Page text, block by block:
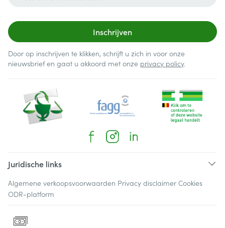
Inschrijven
Door op inschrijven te klikken, schrijft u zich in voor onze
nieuwsbrief en gaat u akkoord met onze privacy policy.
Juridische links
Algemene verkoopsvoorwaarden Privacy disclaimer Cookies
ODR-platform